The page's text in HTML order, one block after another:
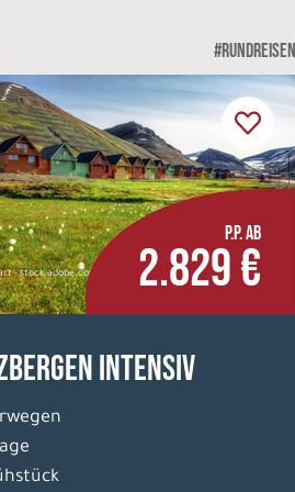
#RUNDREISEN
- stock.adobe.com
P.P. AB
2.829 €
intensiv